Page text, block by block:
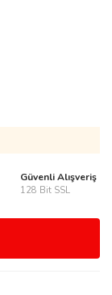
Güvenli Alışveriş
128 Bit SSL